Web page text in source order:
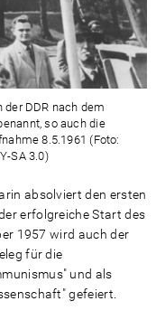
DDR nach dem
so auch die
8.5.1961 (Foto:
SA 3.0)
absolviert den ersten
erfolgreiche Start des
1957 wird auch der
für die
und als
gefeiert.